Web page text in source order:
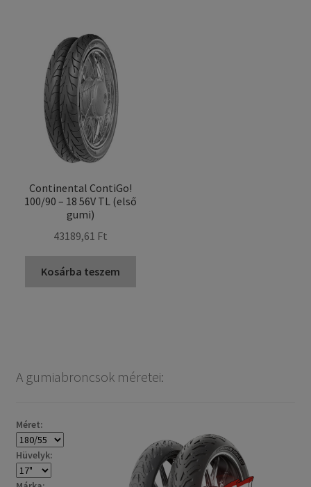
Continental ContiGo!
100/90 – 18 56V TL (első
gumi)
43189,61 Ft
Kosárba teszem
A gumiabroncsok méretei:
Méret:
Hüvelyk: